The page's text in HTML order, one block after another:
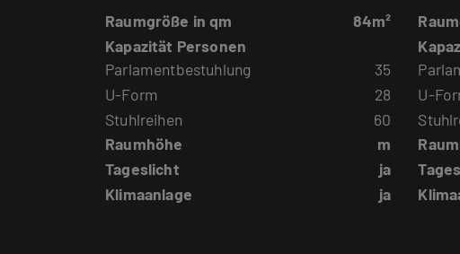
Raumgröße in qm
84m²
Kapazität Personen
Parlamentbestuhlung
35
U-Form
28
Stuhlreihen
60
Raumhöhe
m
Tageslicht
ja
Klimaanlage
ja
U-